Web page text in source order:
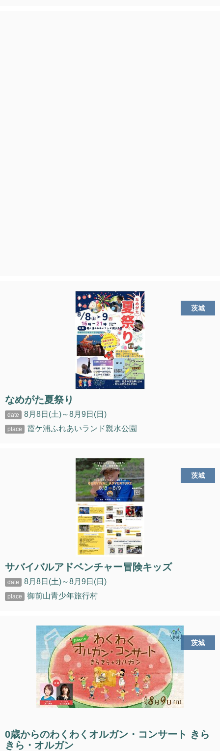
茨城
なめがた夏祭り
8月8日(土)～8月9日(日)
霞ケ浦ふれあいランド親水公園
茨城
サバイバルアドベンチャー冒険キッズ
8月8日(土)～8月9日(日)
御前山青少年旅行村
茨城
0歳からのわくわくオルガン・コンサート きら
きら・オルガン